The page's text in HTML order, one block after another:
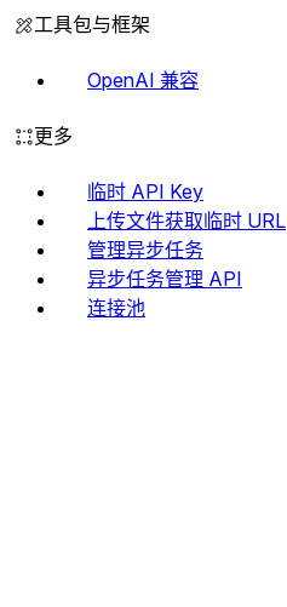
工具包与框架
OpenAI 兼容
更多
临时 API Key
上传文件获取临时 URL
管理异步任务
异步任务管理 API
连接池